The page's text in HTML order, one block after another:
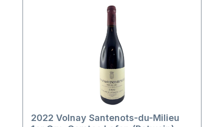
2022 Volnay Santenots-du-Milieu